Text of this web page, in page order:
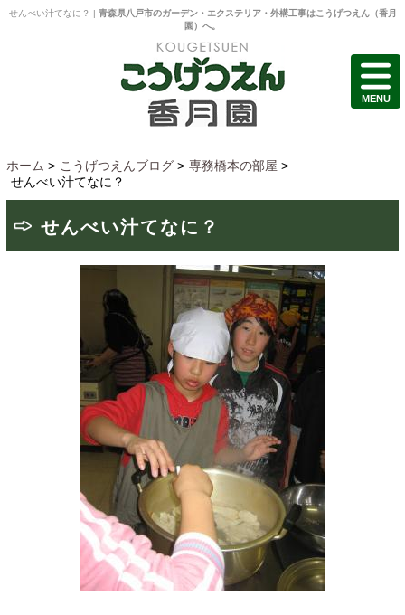
せんべい汁てなに？ | 青森県八戸市のガーデン・エクステリア・外構工事はこうげつえん（香月
園）へ。
ホーム > こうげつえんブログ > 専務橋本の部屋 >
せんべい汁てなに？
せんべい汁てなに？
MENU